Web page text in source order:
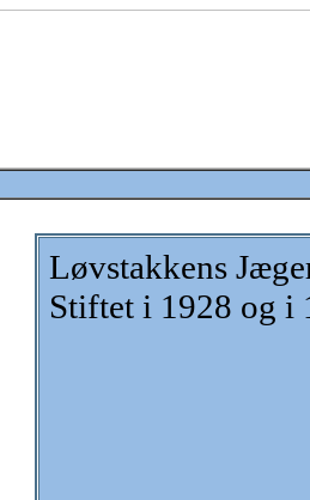
Løvstakkens
Stiftet i 1928 og i